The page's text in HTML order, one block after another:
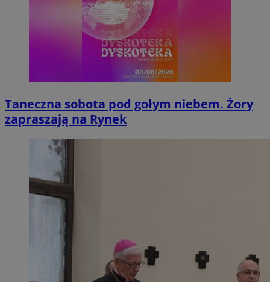
Taneczna sobota pod gołym niebem. Żory
zapraszają na Rynek